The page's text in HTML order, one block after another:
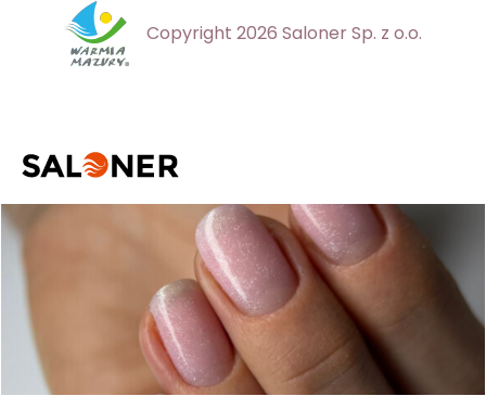
Copyright 2026 Saloner Sp. z o.o.